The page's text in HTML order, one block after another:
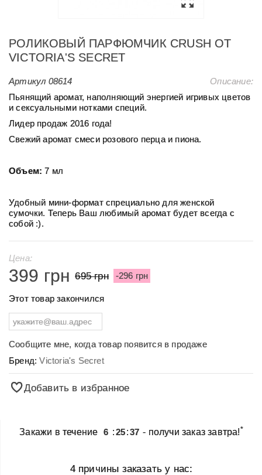
РОЛИКОВЫЙ ПАРФЮМЧИК CRUSH ОТ
VICTORIA'S SECRET
Артикул 08614
Описание:
Пьянящий аромат, наполняющий энергией игривых цветов
и сексуальными нотками специй.
Лидер продаж 2016 года!
Свежий аромат смеси розового перца и пиона.
Объем: 7 мл
Удобный мини-формат спрециально для женской
сумочки. Теперь Ваш любимый аромат будет всегда с
собой :).
Цена:
399 грн 695 грн -296 грн
Этот товар закончился
Сообщите мне, когда товар появится в продаже
Бренд:Victoria's Secret
Добавить в избранное
Закажи в течение 6 :25:37 - получи заказ завтра!*
4 причины заказать у нас: